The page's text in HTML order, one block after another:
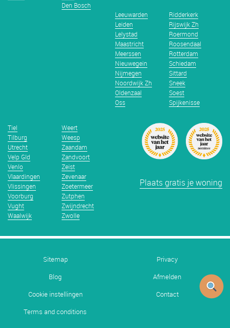
Den Bosch
Leeuwarden
Leiden
Lelystad
Maastricht
Meerssen
Nieuwegein
Nijmegen
Noordwijk Zh
Oldenzaal
Oss
Ridderkerk
Rijswijk Zh
Roermond
Roosendaal
Rotterdam
Schiedam
Sittard
Sneek
Soest
Spijkenisse
Tiel
Tilburg
Utrecht
Velp Gld
Venlo
Vlaardingen
Vlissingen
Voorburg
Vught
Waalwijk
Weert
Weesp
Zaandam
Zandvoort
Zeist
Zevenaar
Zoetermeer
Zutphen
Zwijndrecht
Zwolle
Plaats gratis je woning
Sitemap
Privacy
Blog
Afmelden
Cookie instellingen
Contact
Terms and conditions